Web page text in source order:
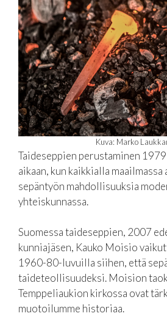
Kuva: Marko
Taideseppien perustaminen
aikaan, kun kaikkialla
sepäntyön mahdollisuuksia
yhteiskunnassa.
Suomessa taideseppien, 2007
kunniajäsen, Kauko Moisio
1960-80-luvuilla siihen, että
taideteollisuudeksi. Moision
Temppeliaukion kirkossa ovat
muotoilumme historiaa.